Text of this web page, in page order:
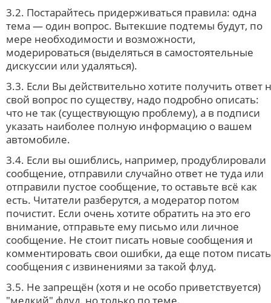
3.2. Постарайтесь придерживаться правила: одна
тема — один вопрос. Вытекшие подтемы будут, по
мере необходимости и возможности,
модерироваться (выделяться в самостоятельные
дискуссии или удаляться).
3.3. Если Вы действительно хотите получить ответ
свой вопрос по существу, надо подробно описать:
что не так (существующую проблему), а в подписи
указать наиболее полную информацию о вашем
автомобиле.
3.4. Если вы ошиблись, например, продублировали
сообщение, отправили случайно ответ не туда или
отправили пустое сообщение, то оставьте всё как
есть. Читатели разберутся, а модератор потом
почистит. Если очень хотите обратить на это его
внимание, отправьте ему письмо или личное
сообщение. Не стоит писать новые сообщения и
комментировать свои ошибки, да еще потом писать
сообщения с извинениями за такой флуд.
3.5. Не запрещён (хотя и не особо приветствуется)